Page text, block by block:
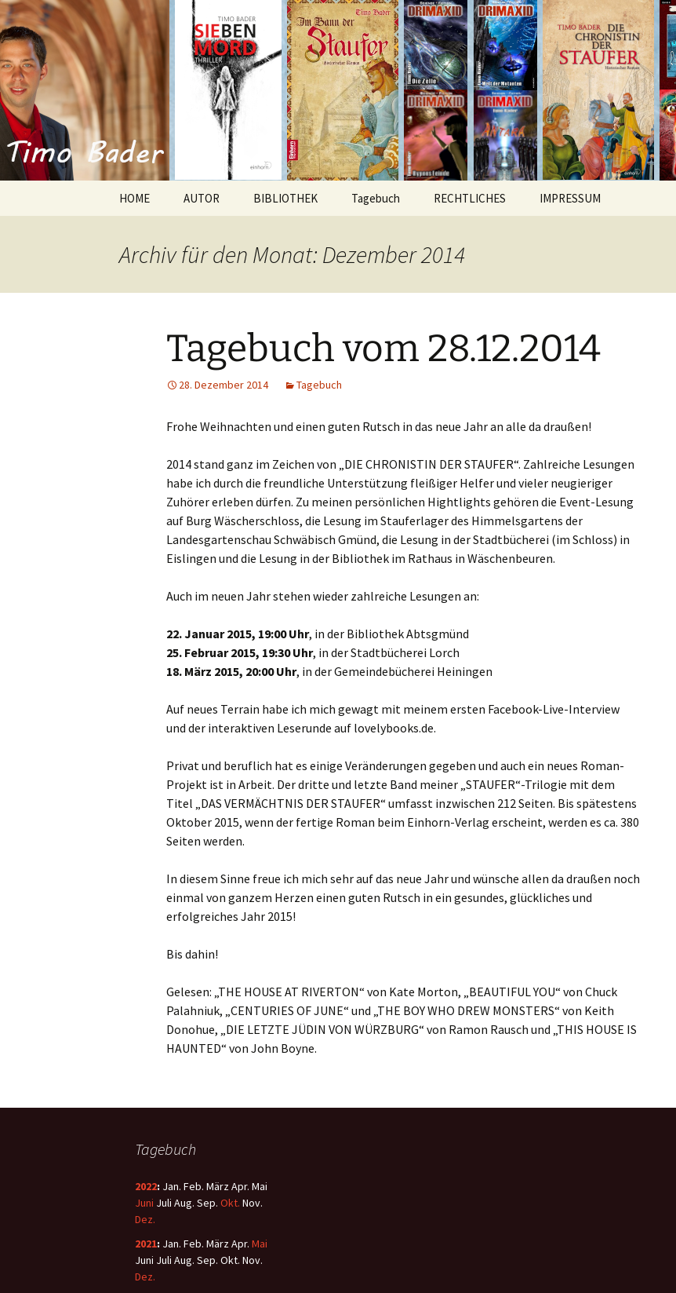
Timo Bader
Willkommen im Reich der Geschichten
HOME AUTOR BIBLIOTHEK Tagebuch RECHTLICHES IMPRESSUM
Archiv für den Monat: Dezember 2014
Tagebuch vom 28.12.2014
28. Dezember 2014 Tagebuch
Frohe Weihnachten und einen guten Rutsch in das neue Jahr an alle da draußen!
2014 stand ganz im Zeichen von „DIE CHRONISTIN DER STAUFER“. Zahlreiche Lesungen
habe ich durch die freundliche Unterstützung fleißiger Helfer und vieler neugieriger
Zuhörer erleben dürfen. Zu meinen persönlichen Hightlights gehören die Event-Lesung
auf Burg Wäscherschloss, die Lesung im Stauferlager des Himmelsgartens der
Landesgartenschau Schwäbisch Gmünd, die Lesung in der Stadtbücherei (im Schloss) in
Eislingen und die Lesung in der Bibliothek im Rathaus in Wäschenbeuren.
Auch im neuen Jahr stehen wieder zahlreiche Lesungen an:
22. Januar 2015, 19:00 Uhr, in der Bibliothek Abtsgmünd
25. Februar 2015, 19:30 Uhr, in der Stadtbücherei Lorch
18. März 2015, 20:00 Uhr, in der Gemeindebücherei Heiningen
Auf neues Terrain habe ich mich gewagt mit meinem ersten Facebook-Live-Interview
und der interaktiven Leserunde auf lovelybooks.de.
Privat und beruflich hat es einige Veränderungen gegeben und auch ein neues Roman-
Projekt ist in Arbeit. Der dritte und letzte Band meiner „STAUFER“-Trilogie mit dem
Titel „DAS VERMÄCHTNIS DER STAUFER“ umfasst inzwischen 212 Seiten. Bis spätestens
Oktober 2015, wenn der fertige Roman beim Einhorn-Verlag erscheint, werden es ca. 380
Seiten werden.
In diesem Sinne freue ich mich sehr auf das neue Jahr und wünsche allen da draußen noch
einmal von ganzem Herzen einen guten Rutsch in ein gesundes, glückliches und
erfolgreiches Jahr 2015!
Bis dahin!
Gelesen: „THE HOUSE AT RIVERTON“ von Kate Morton, „BEAUTIFUL YOU“ von Chuck
Palahniuk, „CENTURIES OF JUNE“ und „THE BOY WHO DREW MONSTERS“ von Keith
Donohue, „DIE LETZTE JÜDIN VON WÜRZBURG“ von Ramon Rausch und „THIS HOUSE IS
HAUNTED“ von John Boyne.
Tagebuch
2022: Jan. Feb. MärzApr. Mai
Juni Juli Aug. Sep. Okt. Nov.
Dez.
2021: Jan. Feb. MärzApr. Mai
Juni Juli Aug. Sep. Okt. Nov.
Dez.